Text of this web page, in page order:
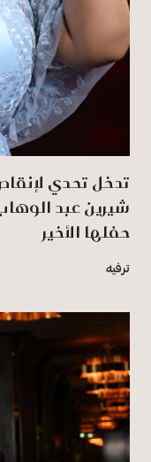
تدخل تحدي
شيرين عبد
حفلها الأخير
ترفيه